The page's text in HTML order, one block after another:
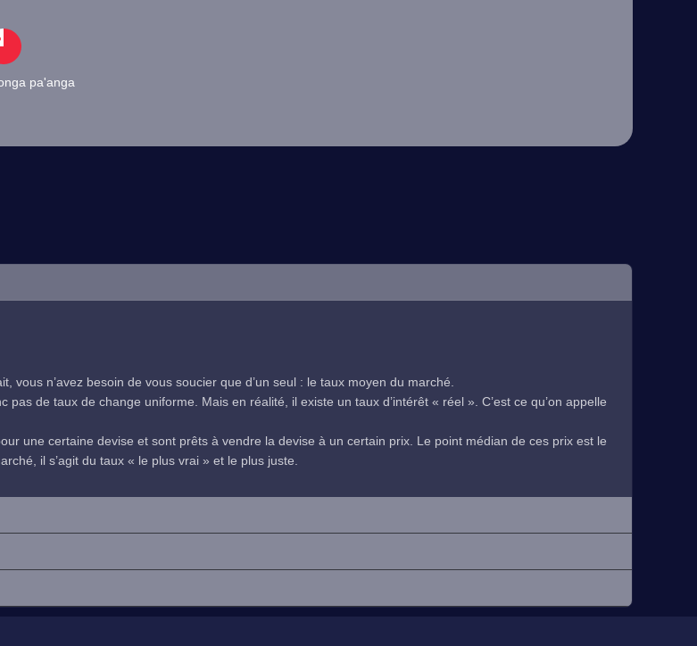
pa'anga
n’avez besoin de vous soucier que d’un seul : le taux moyen du marché.
de taux de change uniforme. Mais en réalité, il existe un taux d’intérêt « réel ». C’est ce qu’on appelle
une certaine devise et sont prêts à vendre la devise à un certain prix. Le point médian de ces prix est le
il s’agit du taux « le plus vrai » et le plus juste.